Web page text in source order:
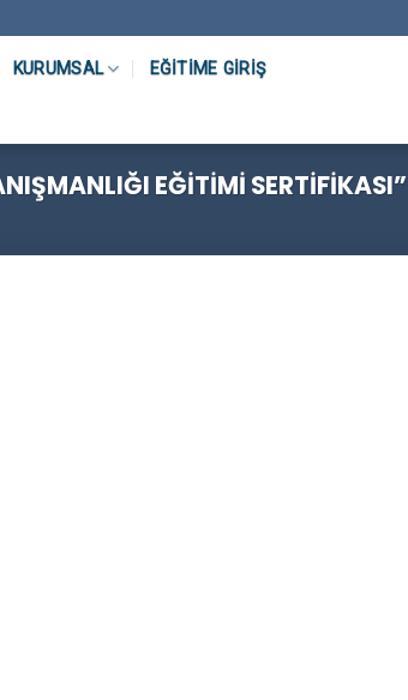
KURUMSAL EĞITIME GIRIŞ
EĞITIMI SERTIFIKASI”